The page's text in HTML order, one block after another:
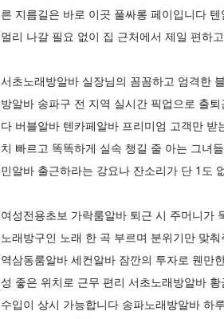
른 지름길은 바로 이곳 풀싸롱 페이입니다
멀리 나갈 필요 없이 집 근처에서 제일 편하
서초노래방알바 실장님의 꼼꼼하고 엄격한
방알바 송파구 전 지역 실시간 픽업으로 출
다 버블알바 텐카페알바 프리미엄 고객만
치 빠르고 똑똑하게 실속 챙길 줄 아는 그녀
민알바 출근하라는 강요나 잔소리가 단 1도
여성전용초보 가락룸알바 퇴근 시 주머니가
노래방구인 노래 한 곡 부르며 분위기만 맞
역삼동룸알바 세컨알바 잠깐의 투자로 웬만
성 좋은 위치로 근무 편리 서초노래방알바
수입이 상시 가능합니다 송파노래방알바 하